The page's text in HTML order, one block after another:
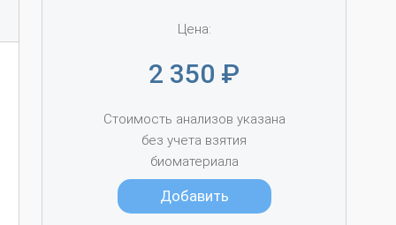
Цена:
2 350 ₽
Стоимость анализов указана
без учета взятия
биоматериала
Добавить